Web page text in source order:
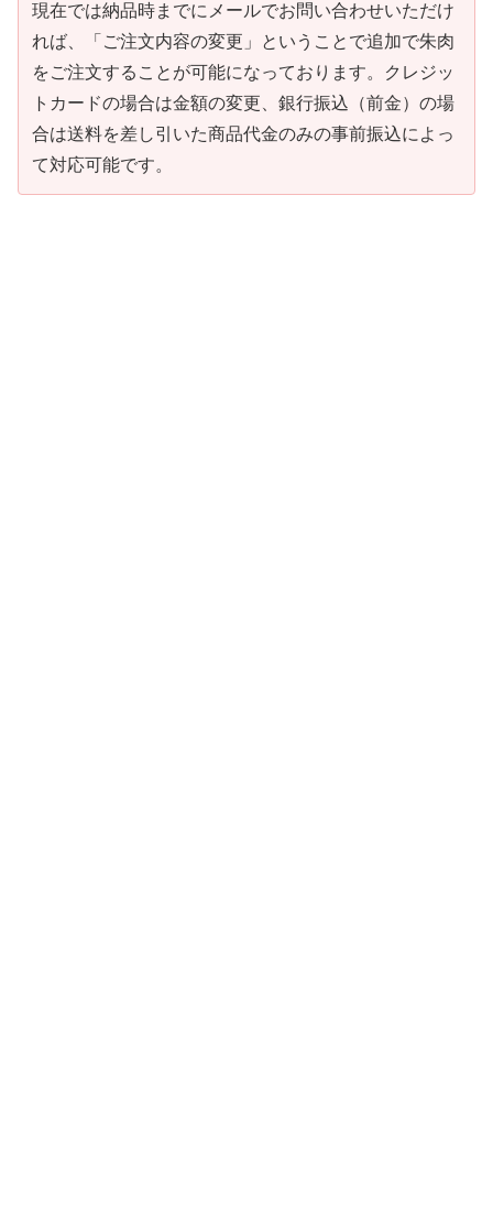
現在では納品時までにメールでお問い合わせいただけ
れば、「ご注文内容の変更」ということで追加で朱肉
をご注文することが可能になっております。クレジッ
トカードの場合は金額の変更、銀行振込（前金）の場
合は送料を差し引いた商品代金のみの事前振込によっ
て対応可能です。